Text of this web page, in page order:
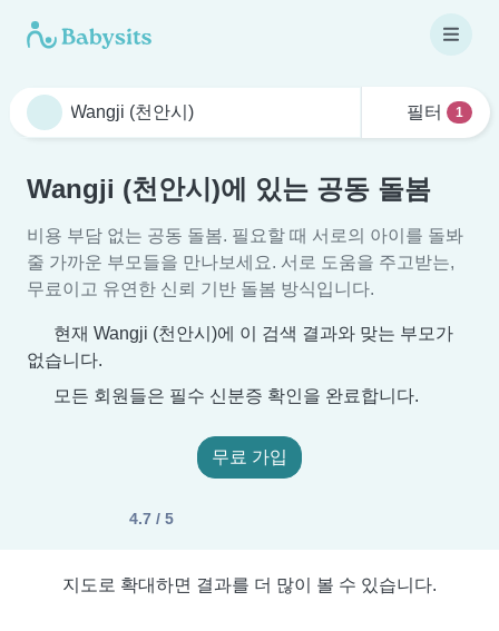
필터 1
Wangji (천안시)에 있는 공동 돌봄
비용 부담 없는 공동 돌봄. 필요할 때 서로의 아이를 돌봐
줄 가까운 부모들을 만나보세요. 서로 도움을 주고받는,
무료이고 유연한 신뢰 기반 돌봄 방식입니다.
현재 Wangji (천안시)에 이 검색 결과와 맞는 부모가
없습니다.
모든 회원들은 필수 신분증 확인을 완료합니다.
무료 가입
4.7 / 5
지도로 확대하면 결과를 더 많이 볼 수 있습니다.